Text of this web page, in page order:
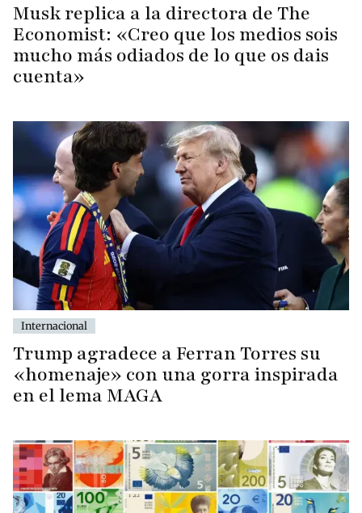
Musk replica a la directora de The
Economist: «Creo que los medios sois
mucho más odiados de lo que os dais
cuenta»
Internacional
Trump agradece a Ferran Torres su
«homenaje» con una gorra inspirada
en el lema MAGA